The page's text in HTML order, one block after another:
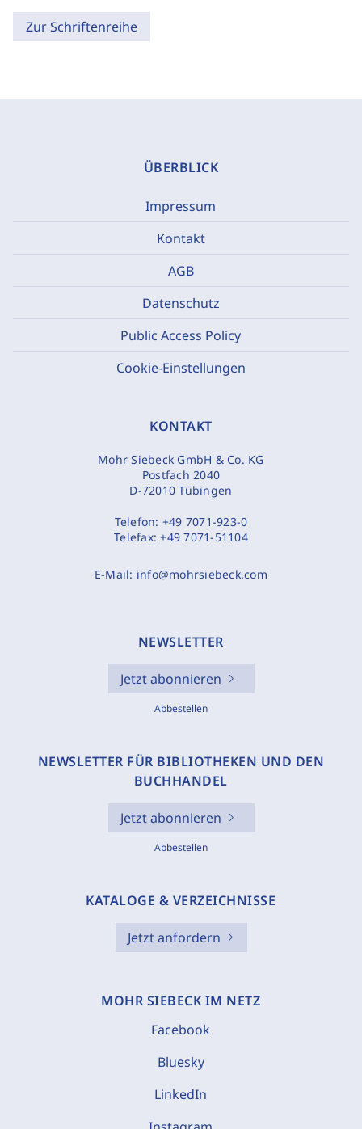
Zur Schriftenreihe
ÜBERBLICK
Impressum
Kontakt
AGB
Datenschutz
Public Access Policy
Cookie-Einstellungen
KONTAKT
Mohr Siebeck GmbH & Co. KG
Postfach 2040
D-72010 Tübingen
Telefon: +49 7071-923-0
Telefax:+49 7071-51104
E-Mail: info@mohrsiebeck.com
NEWSLETTER
Jetzt abonnieren
Abbestellen
NEWSLETTER FÜR BIBLIOTHEKEN UND DEN
BUCHHANDEL
Jetzt abonnieren
Abbestellen
KATALOGE & VERZEICHNISSE
Jetzt anfordern
MOHR SIEBECK IM NETZ
Facebook
Bluesky
LinkedIn